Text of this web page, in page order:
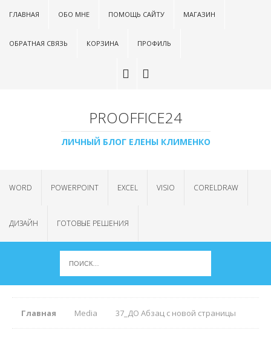
ГЛАВНАЯ ОБО МНЕ ПОМОЩЬ САЙТУ МАГАЗИН
ОБРАТНАЯ СВЯЗЬ КОРЗИНА ПРОФИЛЬ
PROOFFICE24
ЛИЧНЫЙ БЛОГ ЕЛЕНЫ КЛИМЕНКО
WORD POWERPOINT EXCEL VISIO CORELDRAW
ДИЗАЙН ГОТОВЫЕ РЕШЕНИЯ
Главная Media 37_ДО Абзац с новой страницы